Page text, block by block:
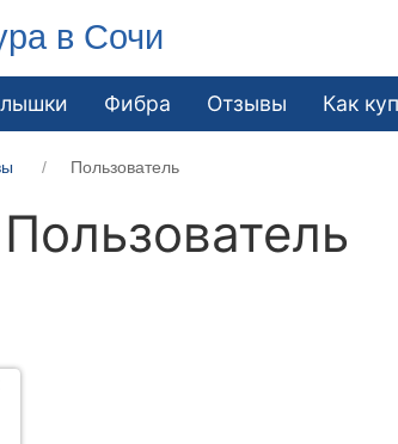
в Сочи
Фибра Отзывы Как
Пользователь
Пользователь